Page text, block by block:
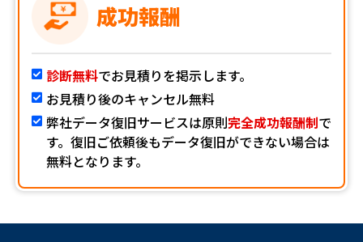
成功報酬
診断無料でお見積りを掲示します。
お見積り後のキャンセル無料
弊社データ復旧サービスは原則完全成功報酬制で
す。復旧ご依頼後もデータ復旧ができない場合は
無料となります。